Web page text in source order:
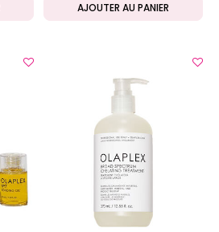
AJOUTER AU PANIER